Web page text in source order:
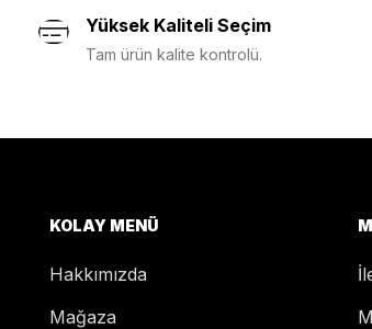
Yüksek Kaliteli Seçim
Tam ürün kalite kontrolü.
KOLAY MENÜ
Hakkımızda
Mağaza